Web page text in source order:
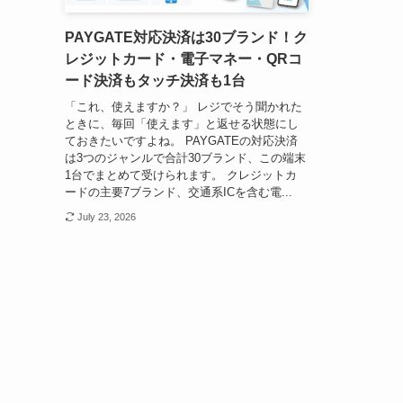
PAYGATE対応決済は30ブランド！ク
レジットカード・電子マネー・QRコ
ード決済もタッチ決済も1台
「これ、使えますか？」 レジでそう聞かれた
ときに、毎回「使えます」と返せる状態にし
ておきたいですよね。 PAYGATEの対応決済
は3つのジャンルで合計30ブランド、この端末
1台でまとめて受けられます。 クレジットカ
ードの主要7ブランド、交通系ICを含む電...
July 23, 2026